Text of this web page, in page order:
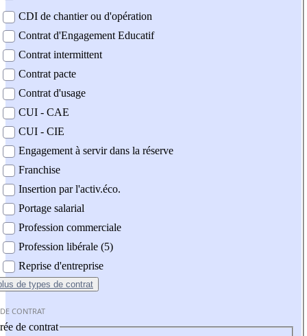
CDI de chantier ou d'opération
Contrat d'Engagement Educatif
Contrat intermittent
Contrat pacte
Contrat d'usage
CUI - CAE
CUI - CIE
Engagement à servir dans la réserve
Franchise
Insertion par l'activ.éco.
Portage salarial
Profession commerciale
Profession libérale (5)
Reprise d'entreprise
de types de contrat
CONTRAT
de contrat